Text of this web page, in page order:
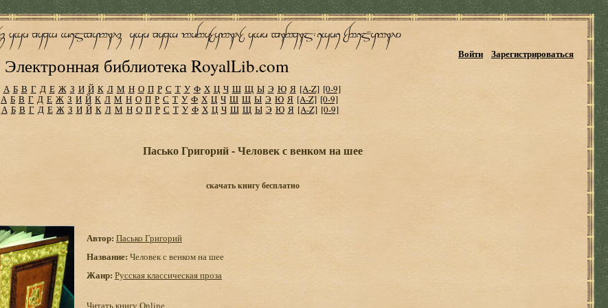
Электронная библиотека RoyalLib.com
Войти Зарегистрироваться
А Б В Г Д Е Ж З И Й К Л М Н О П Р С Т У Ф Х Ц Ч Ш Щ Ы Э Ю Я [A-Z] [0-9]
А Б В Г Д Е Ж З И Й К Л М Н О П Р С Т У Ф Х Ц Ч Ш Щ Ы Э Ю Я [A-Z] [0-9]
А Б В Г Д Е Ж З И Й К Л М Н О П Р С Т У Ф Х Ц Ч Ш Щ Ы Э Ю Я [A-Z] [0-9]
Пасько Григорий - Человек с венком на шее
скачать книгу бесплатно
Автор: Пасько Григорий
Название: Человек с венком на шее
Жанр: Русская классическая проза
Читать книгу Online